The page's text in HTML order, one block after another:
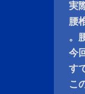
実
腰
。
今
す
こ